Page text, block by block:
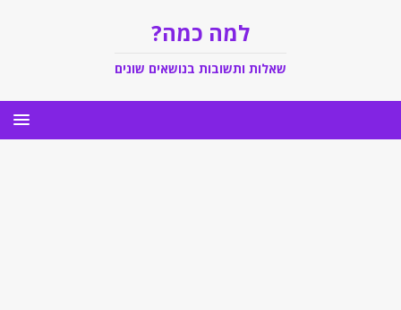
למה כמה?
שאלות ותשובות בנושאים שונים